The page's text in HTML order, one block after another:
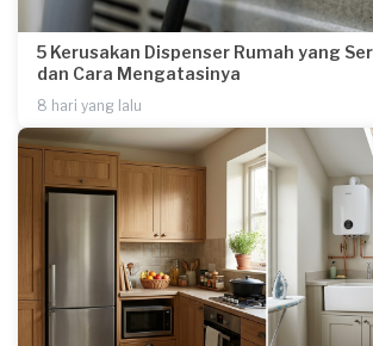
5 Kerusakan Dispenser Rumah yang
dan Cara Mengatasinya
8 hari yang lalu